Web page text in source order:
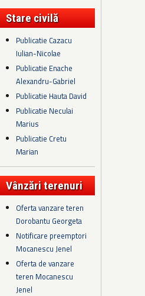
Stare civilă
Publicatie Cazacu
Iulian-Nicolae
Publicatie Enache
Alexandru-Gabriel
Publicatie Hauta David
Publicatie Neculai
Marius
Publicatie Cretu
Marian
Vânzări terenuri
Oferta vanzare teren
Dorobantu Georgeta
Notificare preemptori
Mocanescu Jenel
Oferta de vanzare
teren Mocanescu
Jenel